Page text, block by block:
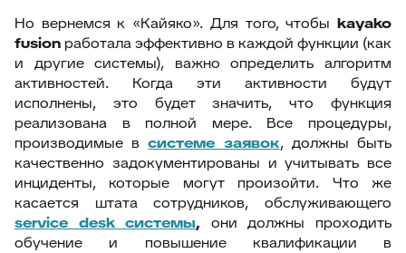
Но вернемся к «Кайяко». Для того, чтобы kayako
fusion работала эффективно в каждой функции (как
и другие системы), важно определить алгоритм
активностей. Когда эти активности будут
исполнены, это будет значить, что функция
реализована в полной мере. Все процедуры,
производимые всистеме заявок, должны быть
качественно задокументированы и учитывать все
инциденты, которые могут произойти. Что же
касается штата сотрудников, обслуживающего
service deskсистемы, они должны проходить
обучение и повышение квалификации в